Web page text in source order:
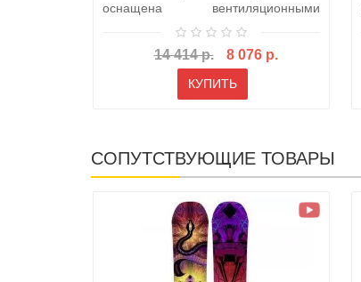
оснащена вентиляционными
14 414 р. 8 076 р.
КУПИТЬ
СОПУТСТВУЮЩИЕ ТОВАРЫ